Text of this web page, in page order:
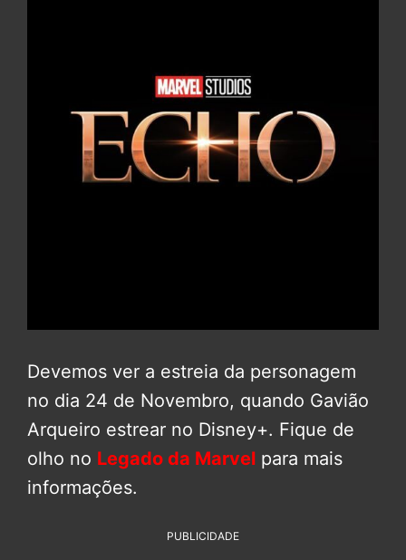
Devemos ver a estreia da personagem
no dia 24 de Novembro, quando Gavião
Arqueiro estrear no Disney+. Fique de
olho no Legado da Marvel para mais
informações.
PUBLICIDADE